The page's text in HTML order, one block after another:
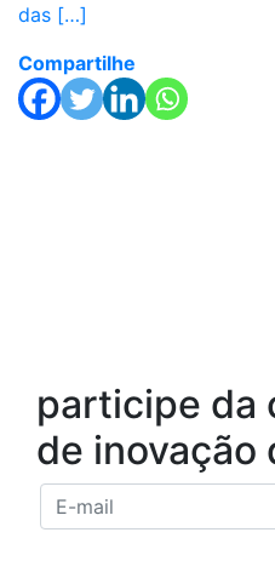
das […]
Compartilhe
participe da
de inovação